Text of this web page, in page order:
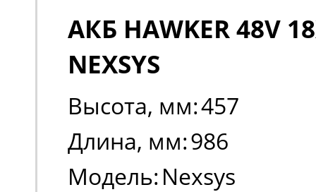
АКБ HAWKER 48V
NEXSYS
Высота, мм:457
Длина, мм:986
Модель: Nexsys